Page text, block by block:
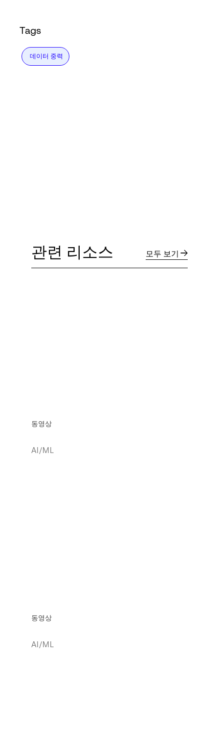
Tags
데이터 중력
관련 리소스 모두 보기
동영상
AI/ML
동영상
AI/ML